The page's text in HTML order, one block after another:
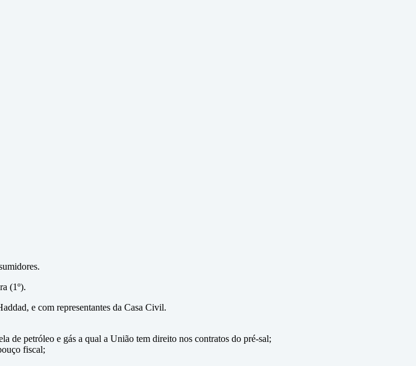
(1º).
e com representantes da Casa Civil.
de petróleo e gás a qual a União tem direito nos contratos do pré-sal;
fiscal;